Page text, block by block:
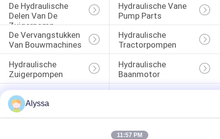
De Hydraulische
Delen Van De
Zuigerpomp
Hydraulische Vane
Pump Parts
De Vervangstukken
Van Bouwmachines
Hydraulische
Tractorpompen
Hydraulische
Zuigerpompen
Hydraulische
Baanmotor
Hydraulische
Richtingklep
Alyssa
11:57 PM